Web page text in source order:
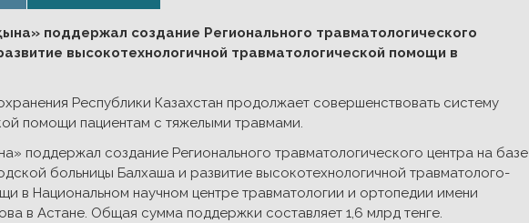
поддержал создание Регионального травматологического
высокотехнологичной травматологической помощи в
Республики Казахстан продолжает совершенствовать систему
помощи пациентам с тяжелыми травмами.
поддержал создание Регионального травматологического центра на базе
больницы Балхаша и развитие высокотехнологичной травматолого-
в Национальном научном центре травматологии и ортопедии имени
в Астане. Общая сумма поддержки составляет 1,6 млрд тенге.